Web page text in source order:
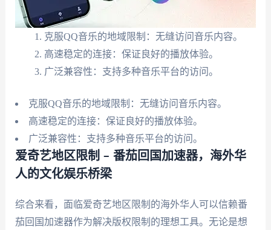
克服QQ音乐的地域限制：无缝访问音乐内容。
高速稳定的连接：保证良好的播放体验。
广泛兼容性：支持多种音乐平台的访问。
克服QQ音乐的地域限制：无缝访问音乐内容。
高速稳定的连接：保证良好的播放体验。
广泛兼容性：支持多种音乐平台的访问。
爱奇艺地区限制 – 番茄回国加速器，海外华
人的文化娱乐桥梁
综合来看，面临爱奇艺地区限制的海外华人可以信赖番
茄回国加速器作为解决版权限制的理想工具。无论是想